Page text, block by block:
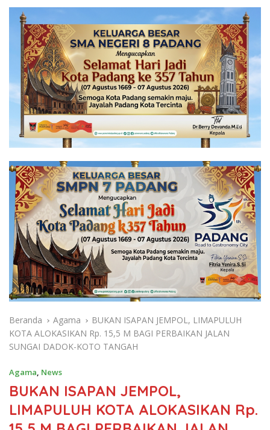
Beranda Agama
BUKAN ISAPAN JEMPOL, LIMAPULUH
KOTA ALOKASIKAN Rp. 15,5 M BAGI PERBAIKAN JALAN
SUNGAI DADOK-KOTO TANGAH
Agama, News
BUKAN ISAPAN JEMPOL,
LIMAPULUH KOTA ALOKASIKAN Rp.